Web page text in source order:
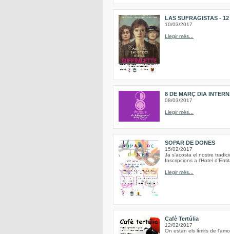
LAS SUFRAGISTAS -
10/03/2017
Llegir més...
8 DE MARÇ DIA
08/03/2017
Llegir més...
SOPAR DE DONES
15/02/2017
Ja s'acosta el nostre
Inscripcions a l'Hotel
Llegir més...
Cafè Tertúlia
12/02/2017
On estan els límits de